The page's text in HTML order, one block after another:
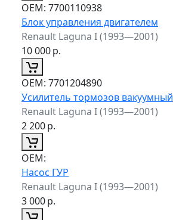
ОЕМ: 7700110938
Блок управления двигателем
Renault Laguna I (1993—2001)
10 000р.
ОЕМ: 7701204890
Усилитель тормозов вакуумный
Renault Laguna I (1993—2001)
2 200р.
ОЕМ:
Насос ГУР
Renault Laguna I (1993—2001)
3 000р.